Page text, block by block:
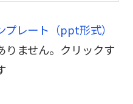
レート（ppt形式）
ません。クリックす